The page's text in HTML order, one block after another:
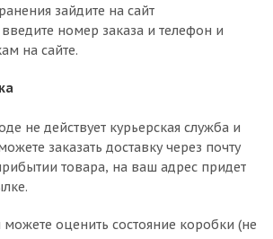
зайдите на сайт
введите номер заказа и телефон и
на сайте.
не действует курьерская служба и
заказать доставку через почту
товара, на ваш адрес придет
оценить состояние коробки (не